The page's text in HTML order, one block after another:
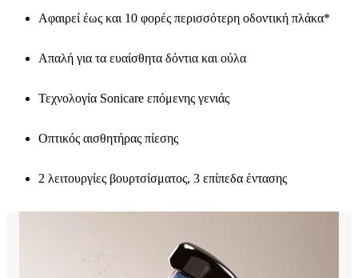
Αφαιρεί έως και 10 φορές περισσότερη οδοντική πλάκα*
Απαλή για τα ευαίσθητα δόντια και ούλα
Τεχνολογία Sonicare επόμενης γενιάς
Οπτικός αισθητήρας πίεσης
2 λειτουργίες βουρτσίσματος, 3 επίπεδα έντασης